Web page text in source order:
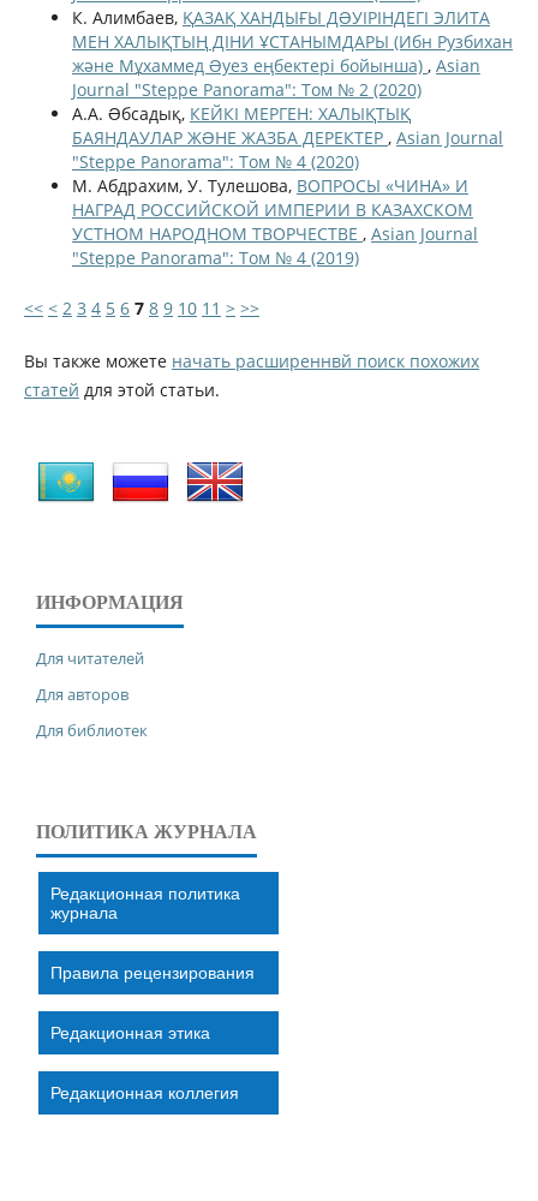
К. Алимбаев, ҚАЗАҚ ХАНДЫҒЫ ДƏУІРІНДЕГІ ЭЛИТА
МЕН ХАЛЫҚТЫҢ ДІНИ ҰСТАНЫМДАРЫ (Ибн Рузбихан
және Мұхаммед Əуез еңбектері бойынша) , Asian
Journal "Steppe Panorama": Том № 2 (2020)
А.А. Əбсадық, КЕЙКІ МЕРГЕН: ХАЛЫҚТЫҚ
БАЯНДАУЛАР ЖƏНЕ ЖАЗБА ДЕРЕКТЕР , Asian Journal
"Steppe Panorama": Том № 4 (2020)
М. Абдрахим, У. Тулешова, ВОПРОСЫ «ЧИНА» И
НАГРАД РОССИЙСКОЙ ИМПЕРИИ В КАЗАХСКОМ
УСТНОМ НАРОДНОМ ТВОРЧЕСТВЕ , Asian Journal
"Steppe Panorama": Том № 4 (2019)
<< < 2 3 4 5 6 7 8 9 10 11 > >>
Вы также можете начать расширеннвй поиск похожих
статей для этой статьи.
ИНФОРМАЦИЯ
Для читателей
Для авторов
Для библиотек
ПОЛИТИКА ЖУРНАЛА
Редакционная политика
журнала
Правила рецензирования
Редакционная этика
Редакционная коллегия